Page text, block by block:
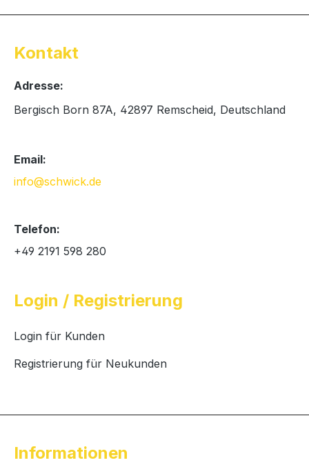
Kontakt
Adresse:
Bergisch Born 87A, 42897 Remscheid, Deutschland
Email:
info@schwick.de
Telefon:
+49 2191 598 280
Login / Registrierung
Login für Kunden
Registrierung für Neukunden
Informationen